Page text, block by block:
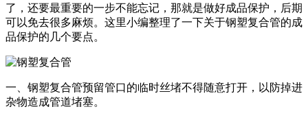
了，还要最重要的一步不能忘记，那就是做好成品保护，后期
可以免去很多麻烦。这里小编整理了一下关于钢塑复合管的成
品保护的几个要点。
一、钢塑复合管预留管口的临时丝堵不得随意打开，以防掉进
杂物造成管道堵塞。